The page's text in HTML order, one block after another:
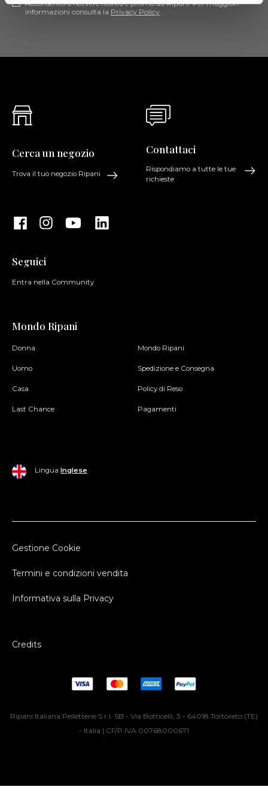
Acconsento a ricevere novità e promo da Ripani. Per maggiori
informazioni consulta la Privacy Policy.
Cerca un negozio
Trova il tuo negozio Ripani
Seguici
Entra nella Community
Contattaci
Rispondiamo a tutte le tue
richieste
Mondo Ripani
Donna
Uomo
Casa
Last Chance
Mondo Ripani
Spedizione e Consegna
Policy di Reso
Pagamenti
Lingua Inglese
Gestione Cookie
Termini e condizioni vendita
Informativa sulla Privacy
Credits
Ripani Italiana Pelletterie S.r.l. SB - Via Botticelli, 3 - 64018 Tortoreto (TE)
- Italia | CF/P.IVA 00768000671